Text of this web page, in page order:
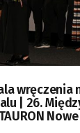
wręczenia
| 26.